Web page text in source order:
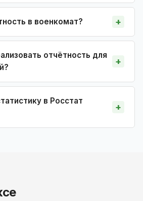
в военкомат?
отчётность для
в Росстат